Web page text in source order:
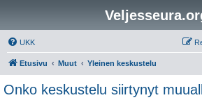
UKK
Etusivu Muut Yleinen keskustelu
Onko keskustelu siirtynyt